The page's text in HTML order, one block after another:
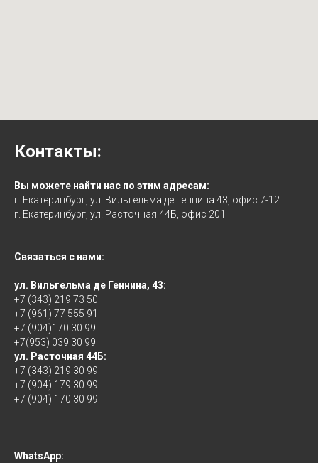
Контакты:
Вы можете найти нас по этим адресам:
г. Екатеринбург, ул. Вильгельма де Геннина 43, офис 7-12
г. Екатеринбург, ул. Расточная 44Б, офис 201
Связаться с нами:
ул. Вильгельма де Геннина, 43:
+7 (343) 219 73 50
+7 (961) 77 555 91
+7 (904)170 30 99
+7(953) 039 30 99
ул. Расточная 44Б:
+7 (343) 219 30 99
+7 (904) 179 30 99
+7 (904) 170 30 99
WhatsApp: